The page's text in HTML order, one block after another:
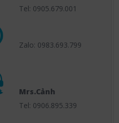
Tel: 0905.679.001
Zalo: 0983.693.799
Mrs.Cảnh
Tel: 0906.895.339